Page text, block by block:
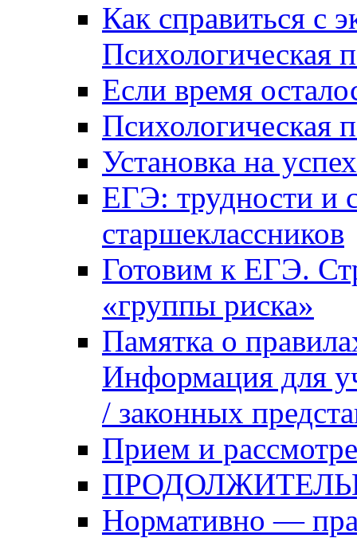
Как справиться с
Психологическая
Если время
Психологическая
Установка на успех
ЕГЭ: трудности и
старшеклассников
Готовим к ЕГЭ.
«группы риска»
Памятка о
Информация для
/ законных
Прием и
Нормативно —